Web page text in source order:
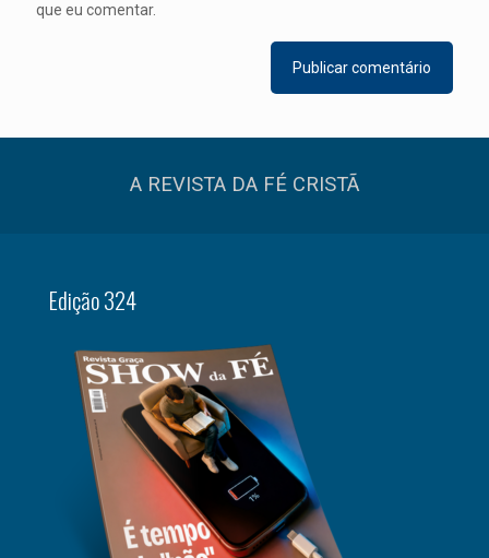
que eu comentar.
A REVISTA DA FÉ CRISTÃ
Edição 324